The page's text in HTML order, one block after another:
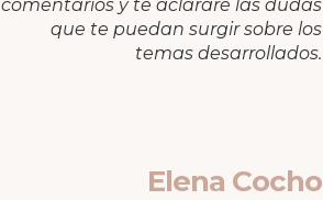
comentarios y te aclararé las dudas
que te puedan surgir sobre los
temas desarrollados.
Elena Cocho